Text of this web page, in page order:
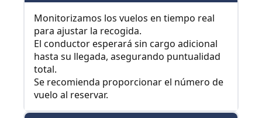
Monitorizamos los vuelos en tiempo real
para ajustar la recogida.
El conductor esperará sin cargo adicional
hasta su llegada, asegurando puntualidad
total.
Se recomienda proporcionar el número de
vuelo al reservar.